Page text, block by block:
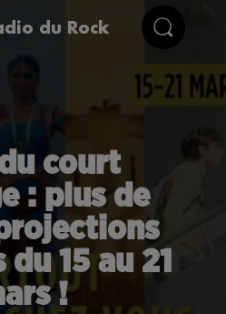
du Rock
court
: plus de
15 au 21
!